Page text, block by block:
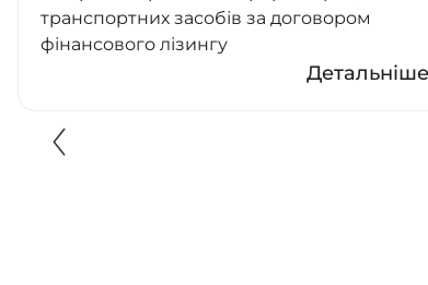
транспортних засобів за договором
фінансового лізингу
Детальніше